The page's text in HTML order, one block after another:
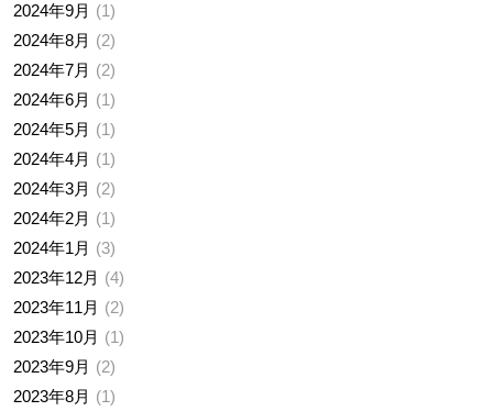
2024年9月
1
2024年8月
2
2024年7月
2
2024年6月
1
2024年5月
1
2024年4月
1
2024年3月
2
2024年2月
1
2024年1月
3
2023年12月
4
2023年11月
2
2023年10月
1
2023年9月
2
2023年8月
1